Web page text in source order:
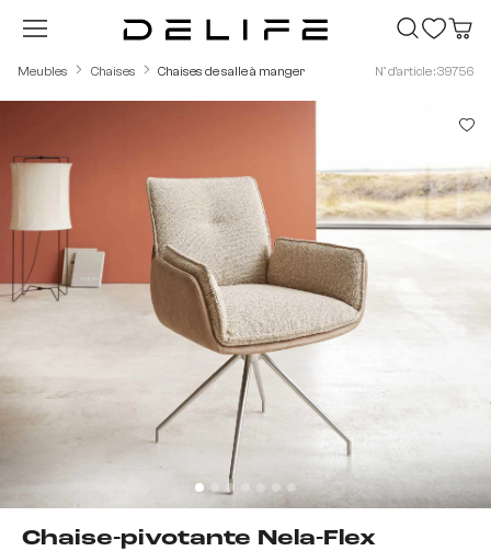
Passer au contenu principal
Meubles Chaises Chaises de salle à manger N° d'article : 39756
Chaise-pivotante Nela-Flex